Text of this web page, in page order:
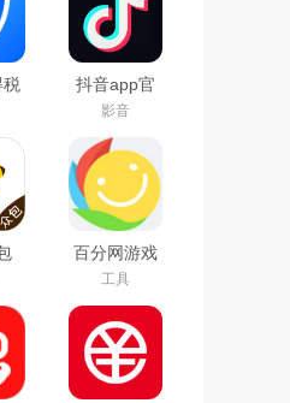
抖音app官
方最新版本
影音
百分网游戏
盒子下载
2026新版
工具